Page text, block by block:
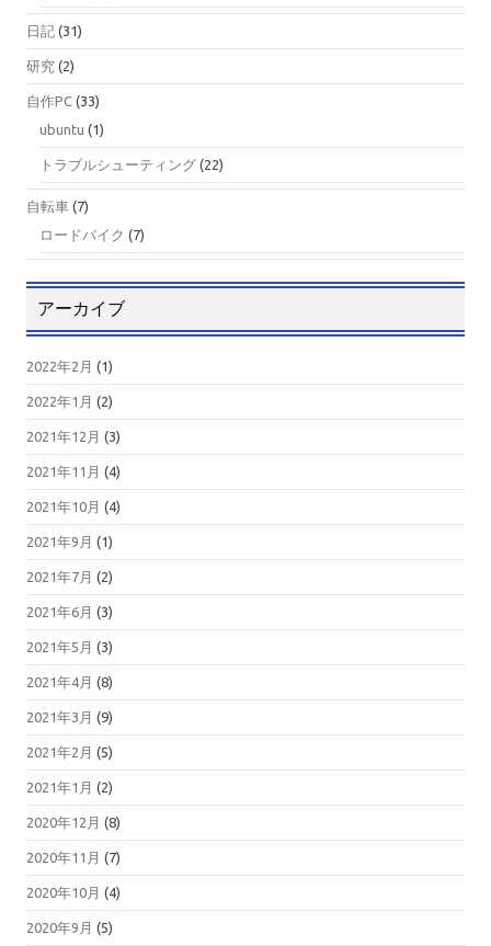
日記 (31)
研究 (2)
自作PC (33)
ubuntu (1)
トラブルシューティング (22)
自転車 (7)
ロードバイク (7)
アーカイブ
2022年2月 (1)
2022年1月 (2)
2021年12月 (3)
2021年11月 (4)
2021年10月 (4)
2021年9月 (1)
2021年7月 (2)
2021年6月 (3)
2021年5月 (3)
2021年4月 (8)
2021年3月 (9)
2021年2月 (5)
2021年1月 (2)
2020年12月 (8)
2020年11月 (7)
2020年10月 (4)
2020年9月 (5)